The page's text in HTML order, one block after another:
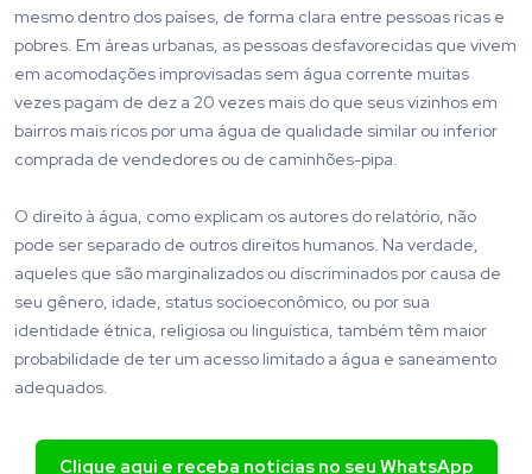
mesmo dentro dos países, de forma clara entre pessoas ricas e
pobres. Em áreas urbanas, as pessoas desfavorecidas que vivem
em acomodações improvisadas sem água corrente muitas
vezes pagam de dez a 20 vezes mais do que seus vizinhos em
bairros mais ricos por uma água de qualidade similar ou inferior
comprada de vendedores ou de caminhões-pipa.
O direito à água, como explicam os autores do relatório, não
pode ser separado de outros direitos humanos. Na verdade,
aqueles que são marginalizados ou discriminados por causa de
seu gênero, idade, status socioeconômico, ou por sua
identidade étnica, religiosa ou linguística, também têm maior
probabilidade de ter um acesso limitado a água e saneamento
adequados.
Clique aqui e receba notícias no seu WhatsApp